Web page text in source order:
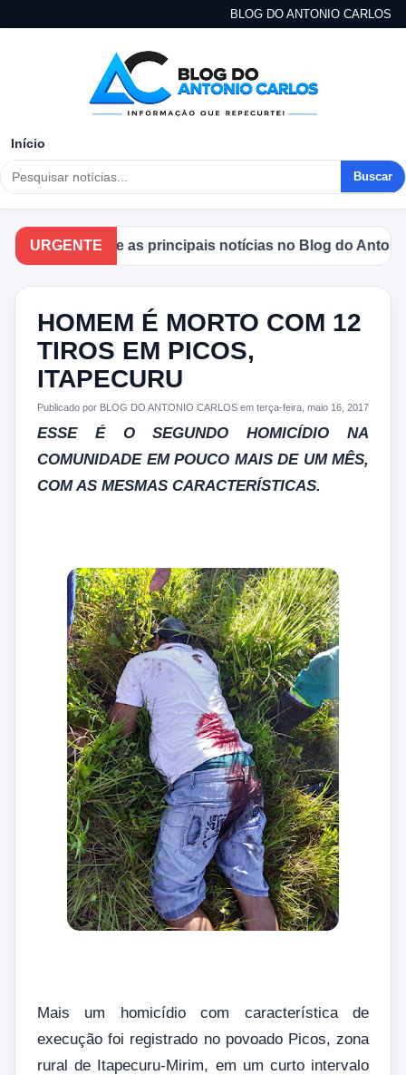
BLOG DO ANTONIO CARLOS
Início
Buscar
URGENTE
Acompanhe as principais notícias no Blog do Antonio
HOMEM É MORTO COM 12
TIROS EM PICOS,
ITAPECURU
Publicado por BLOG DO ANTONIO CARLOS em terça-feira, maio 16, 2017
ESSE É O SEGUNDO HOMICÍDIO NA
COMUNIDADE EM POUCO MAIS DE UM MÊS,
COM AS MESMAS CARACTERÍSTICAS.
Mais um homicídio com característica de
execução foi registrado no povoado Picos, zona
rural de Itapecuru-Mirim, em um curto intervalo